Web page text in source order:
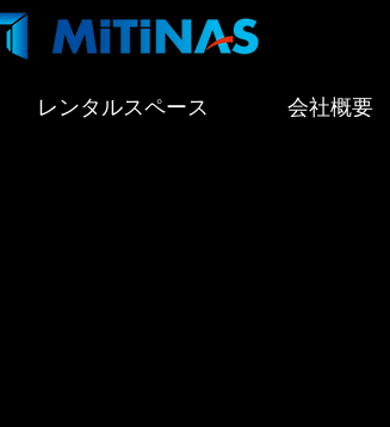
レンタルスペース 会社概要